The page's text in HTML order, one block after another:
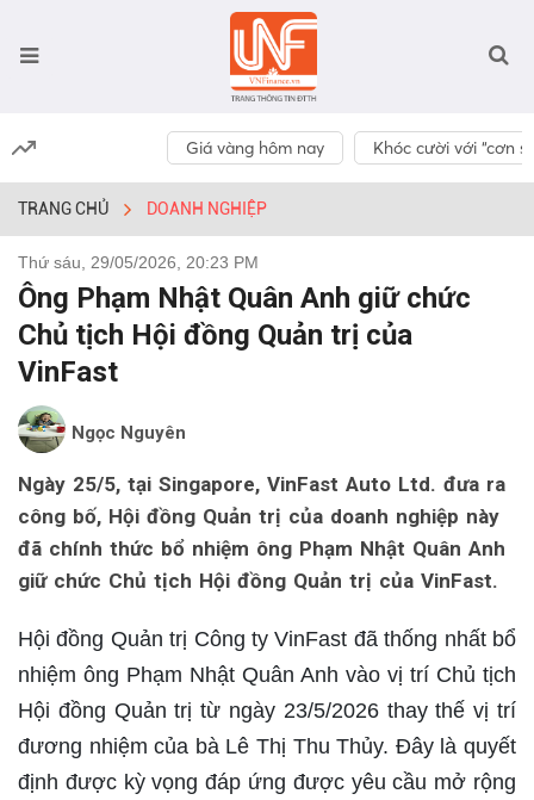
Giá vàng hôm nay Khóc cười với “cơn
TRANG CHỦ DOANH NGHIỆP
Thứ sáu, 29/05/2026, 20:23 PM
Ông Phạm Nhật Quân Anh giữ chức
Chủ tịch Hội đồng Quản trị của
VinFast
Ngọc Nguyên
Ngày 25/5, tại Singapore, VinFast Auto Ltd. đưa ra
công bố, Hội đồng Quản trị của doanh nghiệp này
đã chính thức bổ nhiệm ông Phạm Nhật Quân Anh
giữ chức Chủ tịch Hội đồng Quản trị của VinFast.
Hội đồng Quản trị Công ty VinFast đã thống nhất bổ
nhiệm ông Phạm Nhật Quân Anh vào vị trí Chủ tịch
Hội đồng Quản trị từ ngày 23/5/2026 thay thế vị trí
đương nhiệm của bà Lê Thị Thu Thủy. Đây là quyết
định được kỳ vọng đáp ứng được yêu cầu mở rộng